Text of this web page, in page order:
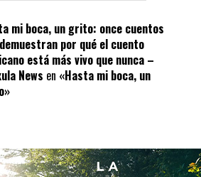
mi boca, un grito: once cuentos
por qué el cuento
está más vivo que nunca –
News en «Hasta mi boca, un